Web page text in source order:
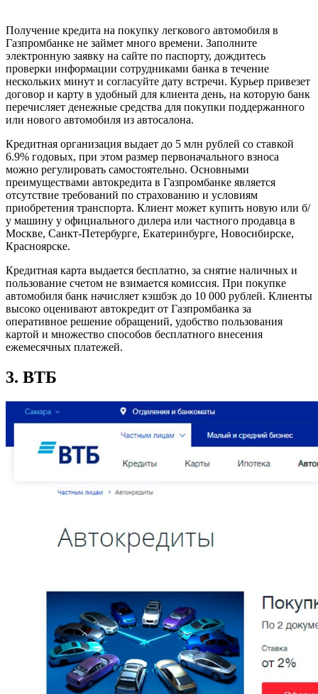
Получение кредита на покупку легкового автомобиля в
Газпромбанке не займет много времени. Заполните
электронную заявку на сайте по паспорту, дождитесь
проверки информации сотрудниками банка в течение
нескольких минут и согласуйте дату встречи. Курьер привезет
договор и карту в удобный для клиента день, на которую банк
перечисляет денежные средства для покупки поддержанного
или нового автомобиля из автосалона.
Кредитная организация выдает до 5 млн рублей со ставкой
6.9% годовых, при этом размер первоначального взноса
можно регулировать самостоятельно. Основными
преимуществами автокредита в Газпромбанке является
отсутствие требований по страхованию и условиям
приобретения транспорта. Клиент может купить новую или б/
у машину у официального дилера или частного продавца в
Москве, Санкт-Петербурге, Екатеринбурге, Новосибирске,
Красноярске.
Кредитная карта выдается бесплатно, за снятие наличных и
пользование счетом не взимается комиссия. При покупке
автомобиля банк начисляет кэшбэк до 10 000 рублей. Клиенты
высоко оценивают автокредит от Газпромбанка за
оперативное решение обращений, удобство пользования
картой и множество способов бесплатного внесения
ежемесячных платежей.
3. ВТБ